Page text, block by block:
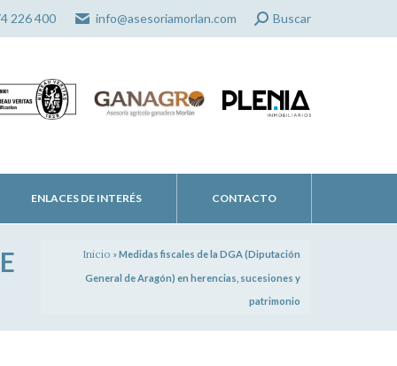
226 400 info@asesoriamorlan.com Search:
Buscar
ENLACES DE INTERÉS CONTACTO
Inicio »Medidas fiscales de la DGA (Diputación
General de Aragón) en herencias, sucesiones y
patrimonio